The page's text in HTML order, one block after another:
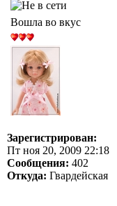
Вошла во вкус
Зарегистрирован:
Пт ноя 20, 2009 22:18
Сообщения: 402
Откуда: Гвардейская